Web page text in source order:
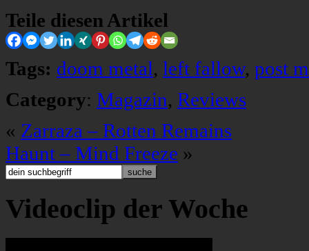
Teile diesen Artikel
Tags: doom metal, left fallow, post
Category: Magazin, Reviews
« Zarraza – Rotten Remains
Haunt – Mind Freeze »
Videoclip der Woche